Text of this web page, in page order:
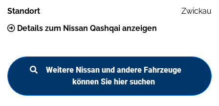
Standort
Zwickau
Details zum Nissan Qashqai anzeigen
Weitere Nissan und andere Fahrzeuge
können Sie hier suchen